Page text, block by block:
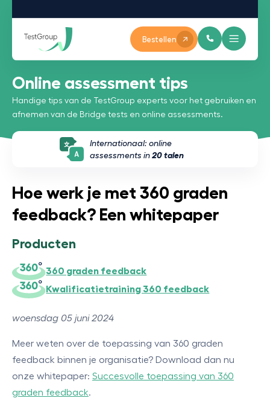
Bestellen
Online assessment tips
Handige tips van de TestGroup experts voor het gebruiken en
afnemen van de Bridge tests en online assessments.
Internationaal: online
assessments in 20 talen
Hoe werk je met 360 graden
feedback? Een whitepaper
Producten
360 graden feedback
Kwalificatietraining 360 feedback
woensdag 05 juni 2024
Meer weten over de toepassing van 360 graden
feedback binnen je organisatie? Download dan nu
onze whitepaper: Succesvolle toepassing van 360
graden feedback.